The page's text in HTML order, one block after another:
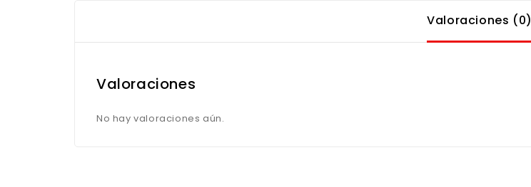
Valoraciones (0)
Valoraciones
No hay valoraciones aún.